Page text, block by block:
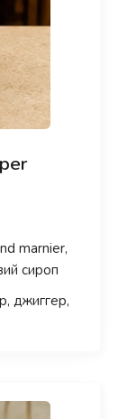
marnier,
сироп
джиггер,